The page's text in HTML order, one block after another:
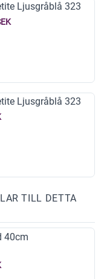
Ljusgråblå 323
Ljusgråblå 323
TILL DETTA
40cm